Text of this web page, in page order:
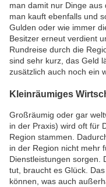
man damit nur Dinge
man kauft ebenfalls und
Gulden oder wie immer
Besitzer erneut verdient
Rundreise durch die
sind sehr kurz, das Geld
zusätzlich auch noch ein
Kleinräumiges
Großräumig oder gar
in der Praxis) wird oft für
Region stammen.
in der Region nicht mehr
Dienstleistungen sorgen.
tut, braucht es Glück.
können, was auch